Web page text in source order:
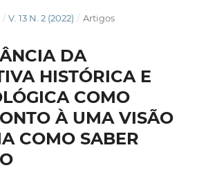
/ V. 13 N. 2 (2022) / Artigos
DA
HISTÓRICA E
COMO
À UMA VISÃO
COMO SABER